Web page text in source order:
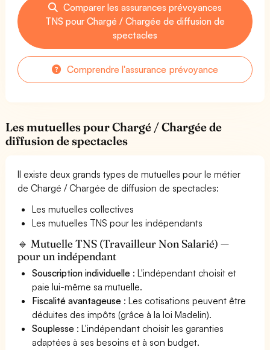
Comparer les assurances prévoyances
TNS pour Chargé / Chargée de diffusion de
spectacles
Comprendre l'assurance prévoyance
Les mutuelles pour Chargé / Chargée de
diffusion de spectacles
Il existe deux grands types de mutuelles pour le métier
de Chargé / Chargée de diffusion de spectacles:
Les mutuelles collectives
Les mutuelles TNS pour les indépendants
🔹 Mutuelle TNS (Travailleur Non Salarié) —
pour un indépendant
Souscription individuelle : L'indépendant choisit et
paie lui-même sa mutuelle.
Fiscalité avantageuse : Les cotisations peuvent être
déduites des impôts (grâce à la loi Madelin).
Souplesse : L'indépendant choisit les garanties
adaptées à ses besoins et à son budget.